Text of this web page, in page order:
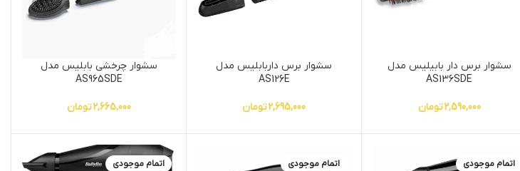
سشوار برس دار بابیلیس مدل
AS136SDE
2,590,000تومان
سشوار برس داربابلیس مدل
AS126E
2,695,000تومان
سشوار چرخشی بابلیس مدل
AS965SDE
2,665,000تومان
اتمام موجودی اتمام موجودی اتمام موجودی